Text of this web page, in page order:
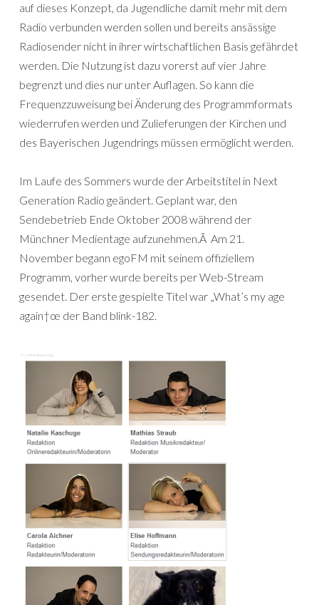
auf dieses Konzept, da Jugendliche damit mehr mit dem
Radio verbunden werden sollen und bereits ansässige
Radiosender nicht in ihrer wirtschaftlichen Basis gefährdet
werden. Die Nutzung ist dazu vorerst auf vier Jahre
begrenzt und dies nur unter Auflagen. So kann die
Frequenzzuweisung bei Änderung des Programmformats
wiederrufen werden und Zulieferungen der Kirchen und
des Bayerischen Jugendrings müssen ermöglicht werden.
Im Laufe des Sommers wurde der Arbeitstitel in Next
Generation Radio geändert. Geplant war, den
Sendebetrieb Ende Oktober 2008 während der
Münchner Medientage aufzunehmen.Â Am 21.
November begann egoFM mit seinem offiziellem
Programm, vorher wurde bereits per Web-Stream
gesendet. Der erste gespielte Titel war „What’s my age
again†œ der Band blink-182.